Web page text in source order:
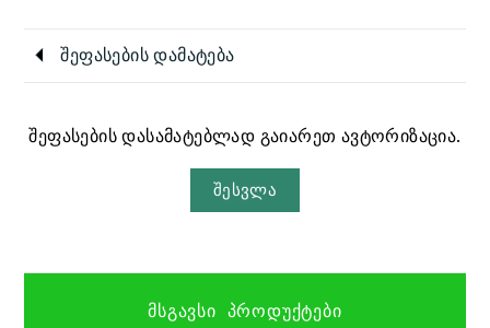
შეფასების დამატება
შეფასების დასამატებლად გაიარეთ ავტორიზაცია.
შესვლა
ᲛᲡᲒᲐᲕᲡᲘ ᲞᲠᲝᲓᲣᲥᲢᲔᲑᲘ